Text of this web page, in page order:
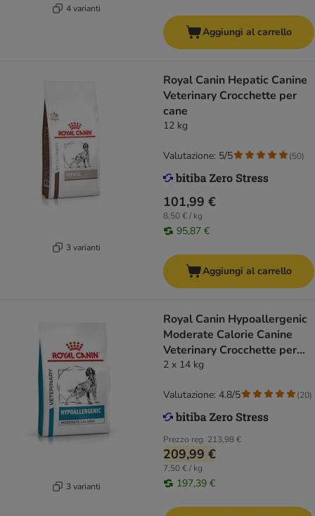
4 varianti
Aggiungi al carrello
3 varianti
Royal Canin Hepatic Canine
Veterinary Crocchette per
cane
12 kg
101,99 €
8,50 € / kg
95,87 €
Valutazione: 5/5 (50)
Aggiungi al carrello
3 varianti
Royal Canin Hypoallergenic
Moderate Calorie Canine
Veterinary Crocchette per
cani
2 x 14 kg
Prezzo reg. 213,98 €
209,99 €
7,50 € / kg
197,39 €
Valutazione: 4.8/5 (20)